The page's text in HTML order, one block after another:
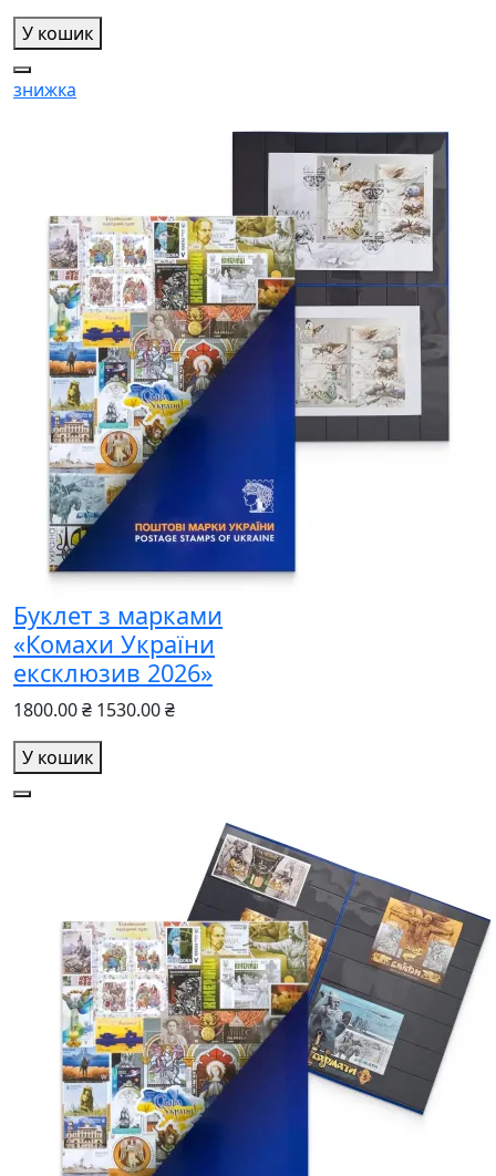
У кошик
знижка
Буклет з марками
«Комахи України
ексклюзив 2026»
1800.00 ₴ 1530.00 ₴
У кошик